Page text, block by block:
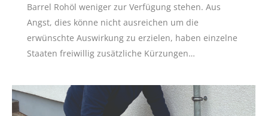
Barrel Rohöl weniger zur Verfügung stehen. Aus
Angst, dies könne nicht ausreichen um die
erwünschte Auswirkung zu erzielen, haben einzelne
Staaten freiwillig zusätzliche Kürzungen…